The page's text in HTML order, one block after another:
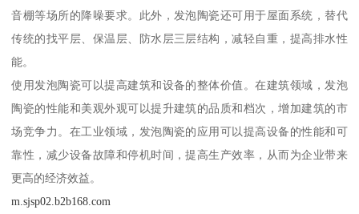
音棚等场所的降噪要求。此外，发泡陶瓷还可用于屋面系统，替代
传统的找平层、保温层、防水层三层结构，减轻自重，提高排水性
能。
使用发泡陶瓷可以提高建筑和设备的整体价值。在建筑领域，发泡
陶瓷的性能和美观外观可以提升建筑的品质和档次，增加建筑的市
场竞争力。在工业领域，发泡陶瓷的应用可以提高设备的性能和可
靠性，减少设备故障和停机时间，提高生产效率，从而为企业带来
更高的经济效益。
m.sjsp02.b2b168.com